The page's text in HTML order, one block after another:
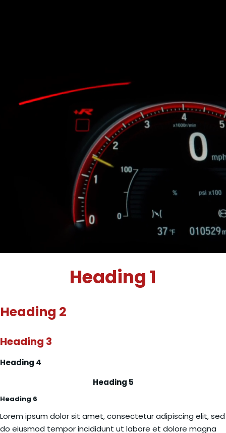
Heading 1
Heading 2
Heading 3
Heading 4
Heading 5
Heading 6
Lorem ipsum dolor sit amet, consectetur adipiscing elit, sed
do eiusmod tempor incididunt ut labore et dolore magna